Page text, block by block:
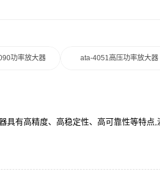
功率放大器 ata-4051高压功率放大器
有高精度、高稳定性、高可靠性等特点,